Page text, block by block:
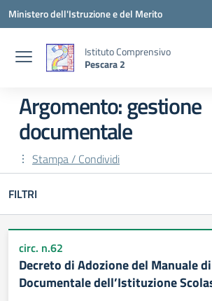
Vai ai contenuti
Vai al menu di navigazione
Vai al footer
Ministero dell'Istruzione e del Merito
Istituto Comprensivo
Pescara 2
Argomento: gestione
documentale
Stampa / Condividi
FILTRI
circ. n.62
Decreto di Adozione del Manuale
Documentale dell’Istituzione